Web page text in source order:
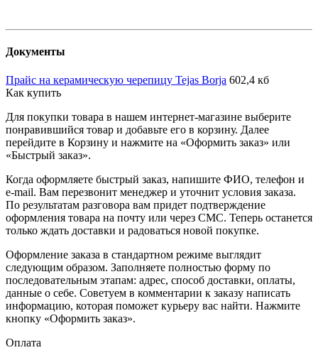
Документы
Прайс на керамическую черепицу Tejas Borja 602,4 кб
Как купить
Для покупки товара в нашем интернет-магазине выберите
понравившийся товар и добавьте его в корзину. Далее
перейдите в Корзину и нажмите на «Оформить заказ» или
«Быстрый заказ».
Когда оформляете быстрый заказ, напишите ФИО, телефон и
e-mail. Вам перезвонит менеджер и уточнит условия заказа.
По результатам разговора вам придет подтверждение
оформления товара на почту или через СМС. Теперь останется
только ждать доставки и радоваться новой покупке.
Оформление заказа в стандартном режиме выглядит
следующим образом. Заполняете полностью форму по
последовательным этапам: адрес, способ доставки, оплаты,
данные о себе. Советуем в комментарии к заказу написать
информацию, которая поможет курьеру вас найти. Нажмите
кнопку «Оформить заказ».
Оплата